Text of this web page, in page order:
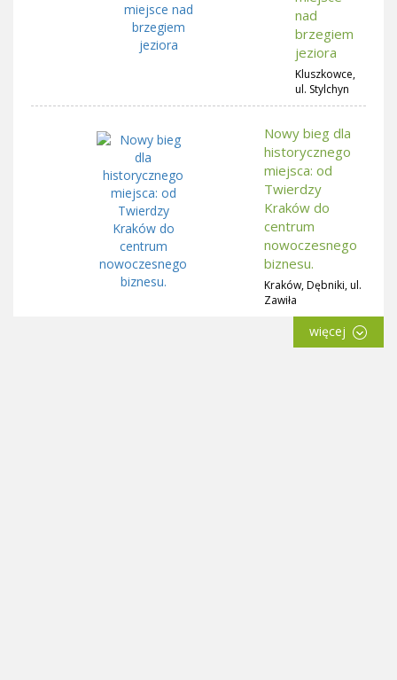
nad
brzegiem
jeziora
Kluszkowce,
ul. Stylchyn
Nowy bieg dla
historycznego
miejsca: od
Twierdzy
Kraków do
centrum
nowoczesnego
biznesu.
Kraków, Dębniki, ul.
Zawiła
więcej